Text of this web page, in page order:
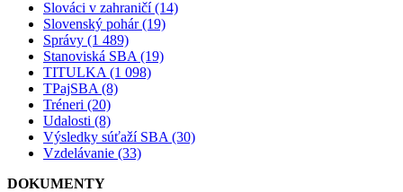
Slováci v zahraničí (14)
Slovenský pohár (19)
Správy (1 489)
Stanoviská SBA (19)
TITULKA (1 098)
TPajSBA (8)
Tréneri (20)
Udalosti (8)
Výsledky súťaží SBA (30)
Vzdelávanie (33)
DOKUMENTY